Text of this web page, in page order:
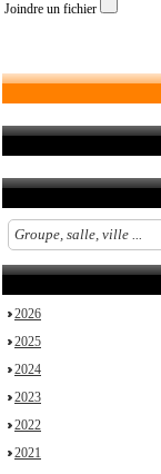
Joindre un fichier
2026
2025
2024
2023
2022
2021